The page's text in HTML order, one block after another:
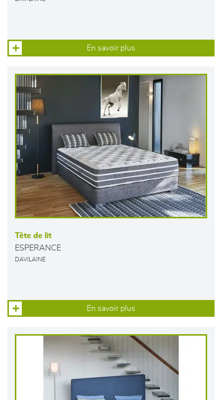
En savoir plus
Tête de lit
ESPERANCE
DAVILAINE
En savoir plus